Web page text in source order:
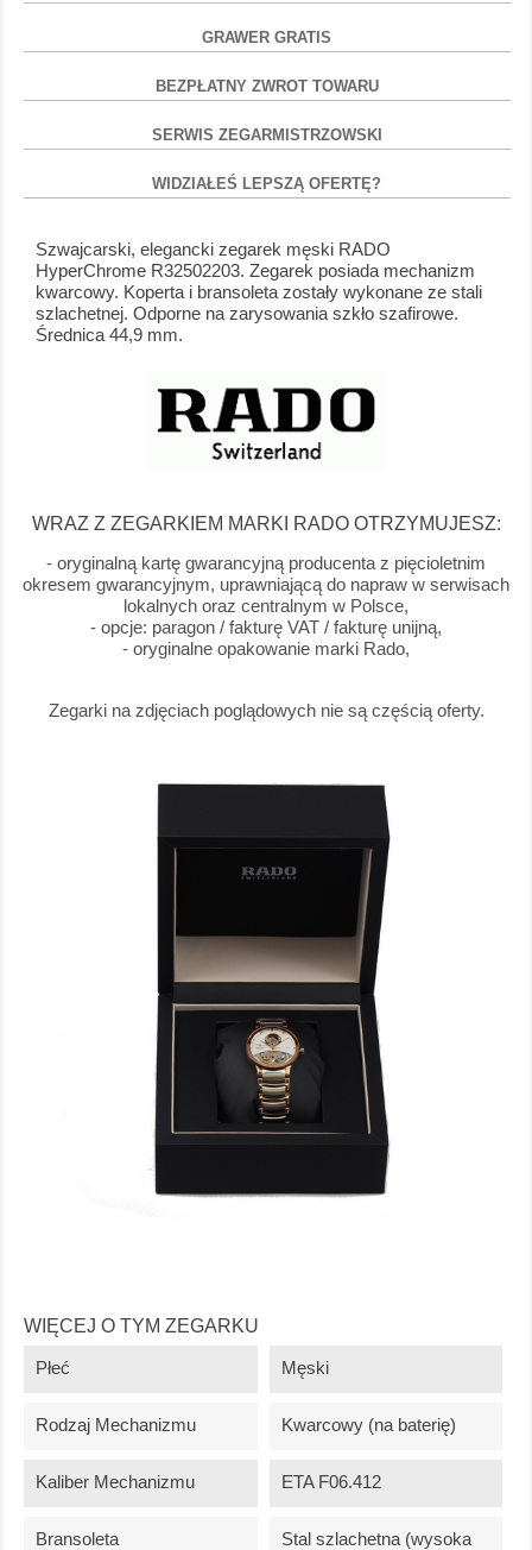
GRAWER GRATIS
BEZPŁATNY ZWROT TOWARU
SERWIS ZEGARMISTRZOWSKI
WIDZIAŁEŚ LEPSZĄ OFERTĘ?
Szwajcarski, elegancki zegarek męski RADO
HyperChrome R32502203. Zegarek posiada mechanizm
kwarcowy. Koperta i bransoleta zostały wykonane ze stali
szlachetnej. Odporne na zarysowania szkło szafirowe.
Średnica 44,9 mm.
WRAZ Z ZEGARKIEM MARKI RADO OTRZYMUJESZ:
- oryginalną kartę gwarancyjną producenta z pięcioletnim
okresem gwarancyjnym, uprawniającą do napraw w serwisach
lokalnych oraz centralnym w Polsce,
- opcje: paragon / fakturę VAT / fakturę unijną,
- oryginalne opakowanie marki Rado,
Zegarki na zdjęciach poglądowych nie są częścią oferty.
WIĘCEJ O TYM ZEGARKU
Płeć Męski
Rodzaj Mechanizmu Kwarcowy (na baterię)
Kaliber Mechanizmu ETA F06.412
Bransoleta Stal szlachetna (wysoka